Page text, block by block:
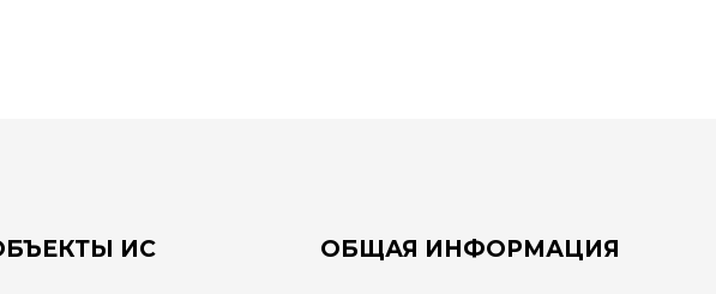
ИС ОБЩАЯ ИНФОРМАЦИЯ